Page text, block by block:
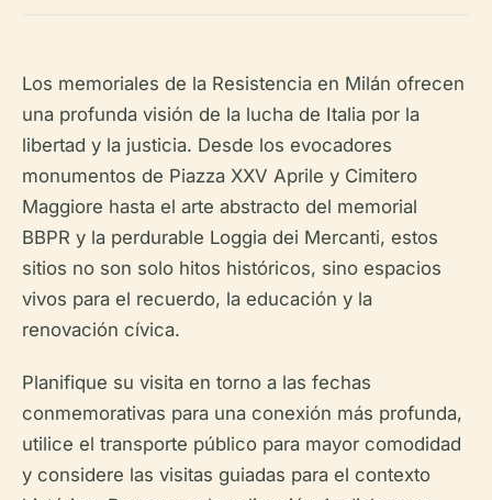
Los memoriales de la Resistencia en Milán ofrecen
una profunda visión de la lucha de Italia por la
libertad y la justicia. Desde los evocadores
monumentos de Piazza XXV Aprile y Cimitero
Maggiore hasta el arte abstracto del memorial
BBPR y la perdurable Loggia dei Mercanti, estos
sitios no son solo hitos históricos, sino espacios
vivos para el recuerdo, la educación y la
renovación cívica.
Planifique su visita en torno a las fechas
conmemorativas para una conexión más profunda,
utilice el transporte público para mayor comodidad
y considere las visitas guiadas para el contexto